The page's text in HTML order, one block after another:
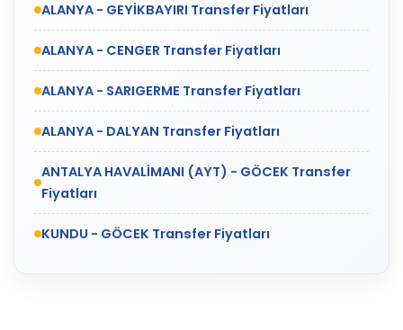
ALANYA - GEYİKBAYIRI Transfer Fiyatları
ALANYA - CENGER Transfer Fiyatları
ALANYA - SARIGERME Transfer Fiyatları
ALANYA - DALYAN Transfer Fiyatları
ANTALYA HAVALİMANI (AYT) - GÖCEK Transfer
Fiyatları
KUNDU - GÖCEK Transfer Fiyatları